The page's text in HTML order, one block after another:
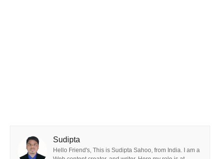
Sudipta
Hello Friend's, This is Sudipta Sahoo, from India. I am a